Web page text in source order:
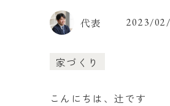
代表 2023/
家づくり
こんにちは、辻です